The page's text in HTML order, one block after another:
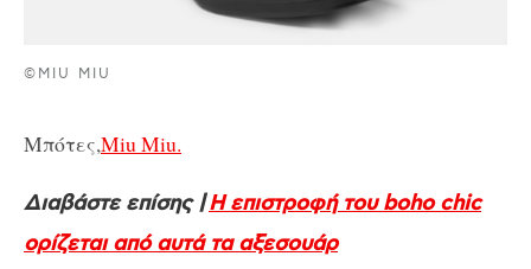
©MIU MIU
Μπότες,Miu Miu.
Διαβάστε επίσης |Η επιστροφή του boho chic
ορίζεται από αυτά τα αξεσουάρ